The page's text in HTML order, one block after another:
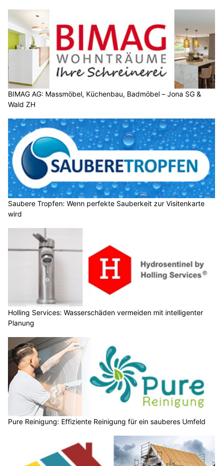
BIMAG AG: Massmöbel, Küchenbau, Badmöbel – Jona SG &
Wald ZH
Saubere Tropfen: Wenn perfekte Sauberkeit zur Visitenkarte
wird
Holling Services: Wasserschäden vermeiden mit intelligenter
Planung
Pure Reinigung: Effiziente Reinigung für ein sauberes Umfeld